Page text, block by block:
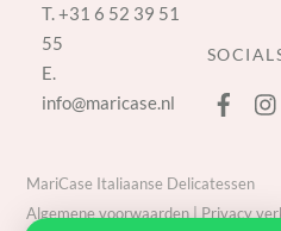
T.+31 6 52 39 51
55
E.
info@maricase.nl
MariCase Italiaanse Delicatessen
Algemene voorwaarden
Privacy